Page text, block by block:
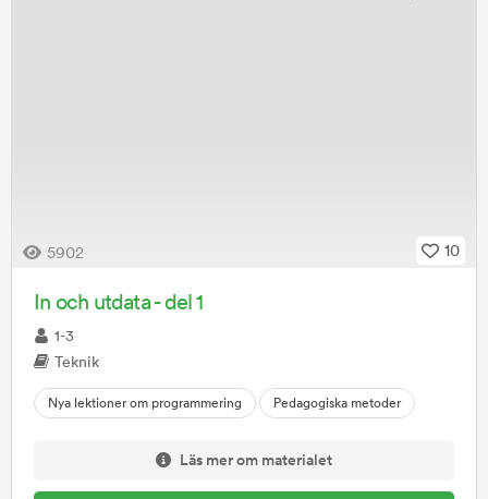
5902 10
In och utdata - del 1
1-3
Teknik
Nya lektioner om programmering Pedagogiska metoder
Läs mer om materialet